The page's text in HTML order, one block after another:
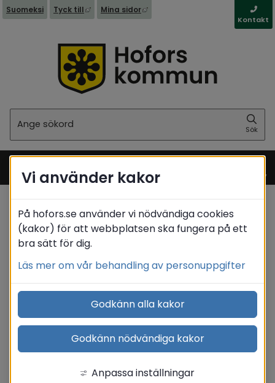
Suomeksi Tyck till Länk till annan webbplats, öppnas i nytt
Mina sidor Länk till annan webbplats,
Kontakt
Sök
Meny
Start
Translate
Vi använder kakor
På hofors.se använder vi nödvändiga cookies
(kakor) för att webbplatsen ska fungera på ett
bra sätt för dig.
Läs mer om vår behandling av personuppgifter
Godkänn alla kakor
Godkänn nödvändiga kakor
Anpassa inställningar